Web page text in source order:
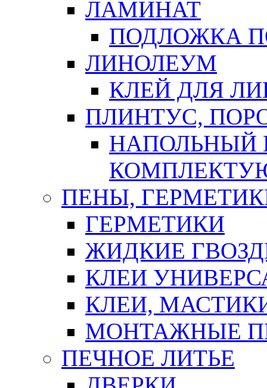
ЛАМИНАТ
ПОДЛОЖКА
ЛИНОЛЕУМ
КЛЕЙ ДЛЯ
ПЛИНТУС,
НАПОЛЬНЫЙ
ПЕНЫ,
ГЕРМЕТИКИ
ЖИДКИЕ
КЛЕИ
КЛЕИ,
МОНТАЖНЫЕ
ПЕЧНОЕ ЛИТЬЕ